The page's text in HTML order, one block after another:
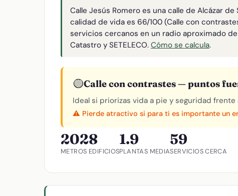
Calle Jesús Romero es una calle de Alcázar
calidad de vida es 66/100 (Calle con
servicios cercanos en un radio aproximado
Catastro y SETELECO. Cómo se calcula.
🟡Calle con contrastes — puntos
Ideal si priorizas vida a pie y seguridad
⚠️ Pierde atractivo si para ti es importante un
202
METROS
8
EDIFICIOS
1.9
PLANTAS MEDIA
59
SERVICIOS CERCA